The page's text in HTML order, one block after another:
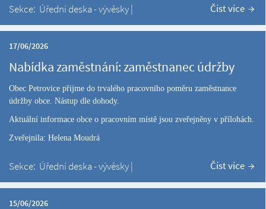
Sekce: Úřední deska - vývěsky| Číst více
17/06/2026
Nabídka zaměstnání: zaměstnanec údržby
Obec Petrovice přijme do trvalého pracovního poměru zaměstnance
údržby obce. Nástup dle dohody.
Aktuální informace obce o pracovním místě jsou zveřejněny v přílohách.
Zveřejnila: Helena Moudrá
Sekce: Úřední deska - vývěsky| Číst více
15/06/2026